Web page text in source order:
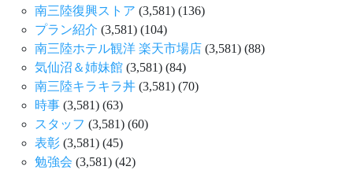
南三陸復興ストア (3,581) (136)
プラン紹介 (3,581) (104)
南三陸ホテル観洋 楽天市場店 (3,581) (88)
気仙沼＆姉妹館 (3,581) (84)
南三陸キラキラ丼 (3,581) (70)
時事 (3,581) (63)
スタッフ (3,581) (60)
表彰 (3,581) (45)
勉強会 (3,581) (42)